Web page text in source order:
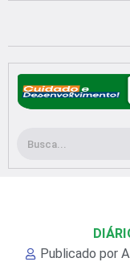
conteúdo
Pesquisar
Publicado por